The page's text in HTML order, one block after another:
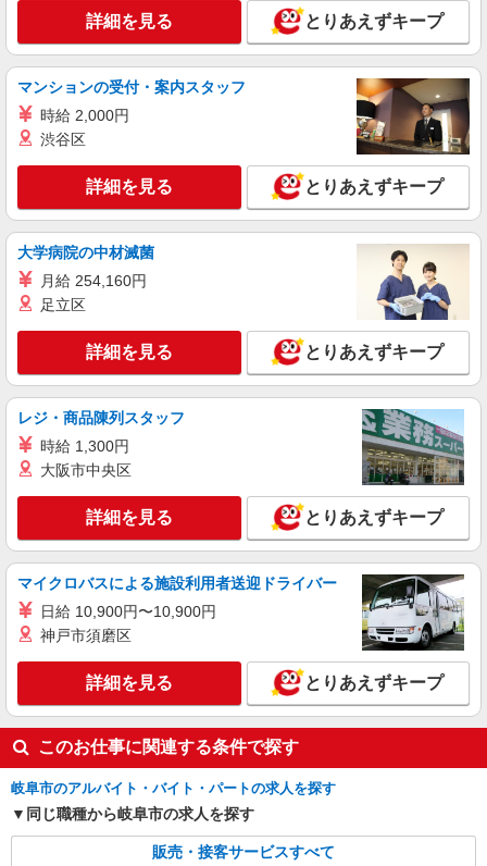
（規定あり） ゜+゜・。○。・゜+゜・。○。・゜
+゜ 入社祝い金10万円支給(規定有) お友達を紹介
頂くと, インセンティブ支給(規定有) ★月2回払
い・週払い可能（規程有）★ ゜・。○。・゜
+゜・。○。・゜+゜
岐阜県岐阜市のsoftbankショップ
キープ 詳細を見る
派遣社員
【ドコモ】の店舗スタッフ
時給1500円〜1600円（経験・能力による） ※
残業代支給 ★交通費別途支給（規定あり） ゜
+゜・。○。・゜+゜・。○。・゜+゜ 入社祝い金10
ィブ支給(規定有) ★月2回払い・週払い可能（規程
有）★ ゜・。○。・゜+゜・。○。・゜+゜
詳細を見る
株式会社シエロ
携帯販売スタッフ【softbank】
時給1600円〜 ※別途インセンティブ、職能評
価制度あり ※残業代支給 ★交通費別途支給（規定
インセンティブ支給(規定有) ★月2回払い・週払い
可能（規程有）★ ゜・。○。・゜+゜・。○。・゜
+゜
キープ 詳細を見る
株式会社シエロ
【softbank】の携帯販売スタッフ
時給1500円〜1700円（経験・能力による） ※
残業代支給 ★交通費別途支給（規定あり） ゜
+゜・。○。・゜+゜・。○。・゜+゜ 入社祝い金10
万円支給(規定有) お友達を紹介頂くと, インセンテ
ィブ支給(規定有) ★月2回払い・週払い可能（規程
有）★ ゜・。○。・゜+゜・。○。・゜+゜
岐阜県岐阜市のsoftbankショップ
キープ
詳細を見る とりあえずキープ
マンションの受付・案内スタッフ
時給 2,000円
渋谷区
詳細を見る とりあえずキープ
大学病院の中材滅菌
月給 254,160円
足立区
詳細を見る とりあえずキープ
レジ・商品陳列スタッフ
時給 1,300円
大阪市中央区
詳細を見る とりあえずキープ
マイクロバスによる施設利用者送迎ドライバー
日給 10,900円〜10,900円
神戸市須磨区
詳細を見る とりあえずキープ
このお仕事に関連する条件で探す
岐阜市のアルバイト・バイト・パートの求人を探す
同じ職種から岐阜市の求人を探す
販売・接客サービスすべて